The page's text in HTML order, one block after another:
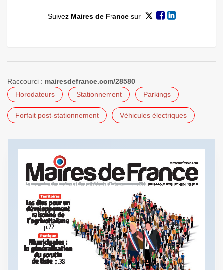
Suivez Maires de Francesur
Raccourci : mairesdefrance.com/28580
Horodateurs
Stationnement Parkings
Forfait post-stationnement Véhicules électriques